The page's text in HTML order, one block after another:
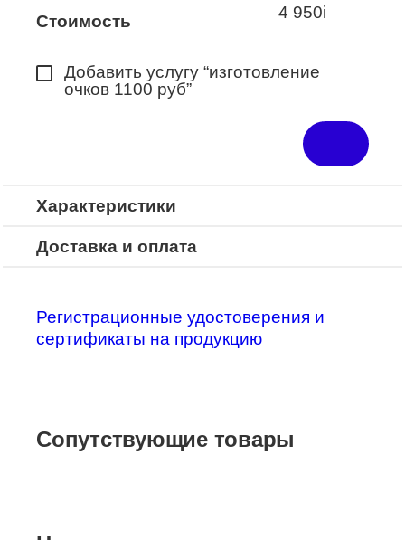
Стоимость 4 950i
Добавить услугу “изготовление
очков 1100 руб”
Характеристики
Доставка и оплата
Регистрационные удостоверения и
сертификаты на продукцию
Сопутствующие товары